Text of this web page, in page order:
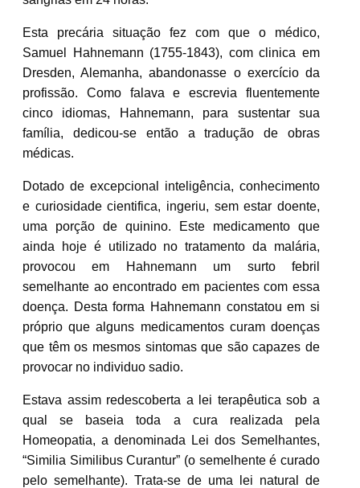
Esta precária situação fez com que o médico,
Samuel Hahnemann (1755-1843), com clinica em
Dresden, Alemanha, abandonasse o exercício da
profissão. Como falava e escrevia fluentemente
cinco idiomas, Hahnemann, para sustentar sua
família, dedicou-se então a tradução de obras
médicas.
Dotado de excepcional inteligência, conhecimento
e curiosidade cientifica, ingeriu, sem estar doente,
uma porção de quinino. Este medicamento que
ainda hoje é utilizado no tratamento da malária,
provocou em Hahnemann um surto febril
semelhante ao encontrado em pacientes com essa
doença. Desta forma Hahnemann constatou em si
próprio que alguns medicamentos curam doenças
que têm os mesmos sintomas que são capazes de
provocar no individuo sadio.
Estava assim redescoberta a lei terapêutica sob a
qual se baseia toda a cura realizada pela
Homeopatia, a denominada Lei dos Semelhantes,
“Similia Similibus Curantur” (o semelhente é curado
pelo semelhante). Trata-se de uma lei natural de